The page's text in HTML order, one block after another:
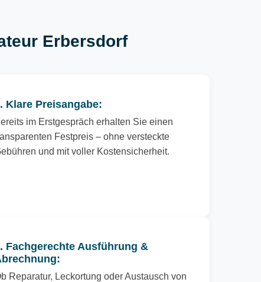
Erbersdorf
Klare Preisangabe:
im Erstgespräch erhalten Sie einen
Festpreis – ohne versteckte
und mit voller Kostensicherheit.
Fachgerechte Ausführung &
Reparatur, Leckortung oder Austausch von